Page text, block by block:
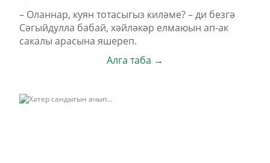
– Оланнар, куян тотасыгыз киләме? – ди безгә
Сәгыйдулла бабай, хәйләкәр елмаюын ап-ак
сакалы арасына яшереп.
Алга таба →